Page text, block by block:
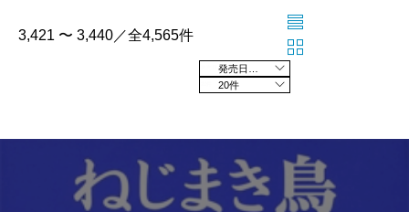
3,421 〜 3,440／全4,565件
20件